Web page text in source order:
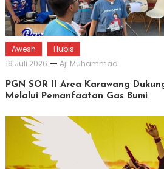
Awesh
Hubis
19 Juli 2026
Aji Muhammad
PGN SOR II Area Karawang
Melalui Pemanfaatan Gas Bumi